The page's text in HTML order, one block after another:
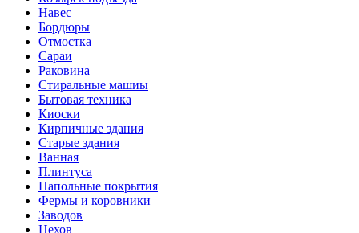
Навес
Бордюры
Отмостка
Сараи
Раковина
Стиральные машиы
Бытовая техника
Киоски
Кирпичные здания
Старые здания
Ванная
Плинтуса
Напольные покрытия
Фермы и коровники
Заводов
Цехов